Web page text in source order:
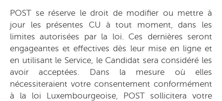
POST se réserve le droit de modifier ou mettre à
jour les présentes CU à tout moment, dans les
limites autorisées par la loi. Ces dernières seront
engageantes et effectives dès leur mise en ligne et
en utilisant le Service, le Candidat sera considéré les
avoir acceptées. Dans la mesure où elles
nécessiteraient votre consentement conformément
à la loi Luxembourgeoise, POST sollicitera votre